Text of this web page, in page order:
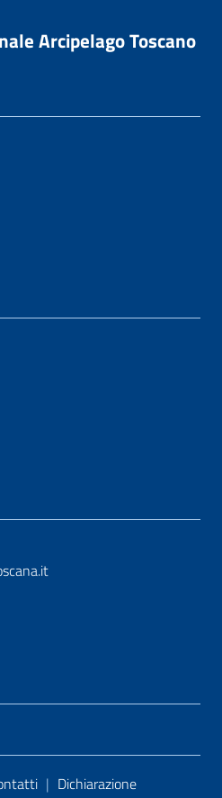
Arcipelago Toscano
| Dichiarazione